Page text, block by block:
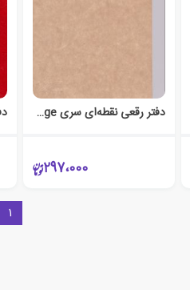
دفتر رقعی نقطه‌ای سری heritage (جیب)
297،000
1